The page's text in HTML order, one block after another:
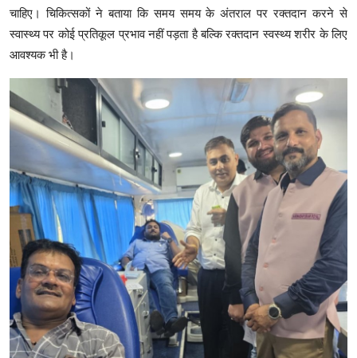
चाहिए। चिकित्सकों ने बताया कि समय समय के अंतराल पर रक्तदान करने से
स्वास्थ्य पर कोई प्रतिकूल प्रभाव नहीं पड़ता है बल्कि रक्तदान स्वस्थ्य शरीर के लिए
आवश्यक भी है।